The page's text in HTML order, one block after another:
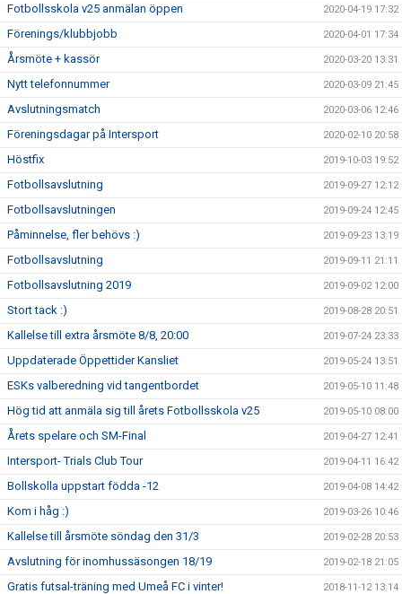
Fotbollsskola v25 anmälan öppen 2020-04-19 17:32
Förenings/klubbjobb 2020-04-01 17:34
Årsmöte + kassör 2020-03-20 13:31
Nytt telefonnummer 2020-03-09 21:45
Avslutningsmatch 2020-03-06 12:46
Föreningsdagar på Intersport 2020-02-10 20:58
Höstfix 2019-10-03 19:52
Fotbollsavslutning 2019-09-27 12:12
Fotbollsavslutningen 2019-09-24 12:45
Påminnelse, fler behövs :) 2019-09-23 13:19
Fotbollsavslutning 2019-09-11 21:11
Fotbollsavslutning 2019 2019-09-02 12:00
Stort tack :) 2019-08-28 20:51
Kallelse till extra årsmöte 8/8, 20:00 2019-07-24 23:33
Uppdaterade Öppettider Kansliet 2019-05-24 13:51
ESKs valberedning vid tangentbordet 2019-05-10 11:48
Hög tid att anmäla sig till årets Fotbollsskola v25 2019-05-10 08:00
Årets spelare och SM-Final 2019-04-27 12:41
Intersport- Trials Club Tour 2019-04-11 16:42
Bollskolla uppstart födda -12 2019-04-08 14:42
Kom i håg :) 2019-03-26 10:46
Kallelse till årsmöte söndag den 31/3 2019-02-28 20:53
Avslutning för inomhussäsongen 18/19 2019-02-18 21:05
Gratis futsal-träning med Umeå FC i vinter! 2018-11-12 13:14